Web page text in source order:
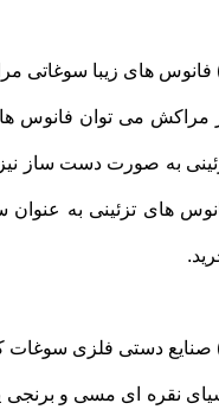
مراکش می توان فانوس ها
به صورت دست ساز
های تزئینی به
نقره ای مسی و برنجی